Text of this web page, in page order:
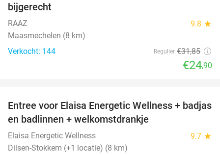
bijgerecht
RAAZ 9.8 star
Maasmechelen (8 km)
Verkocht: 144
Regulier €31,85
€24,90
34%
Entree voor Elaisa Energetic Wellness + badjas
en badlinnen + welkomstdrankje
Elaisa Energetic Wellness 9.7 star
Dilsen-Stokkem (+1 locatie) (8 km)